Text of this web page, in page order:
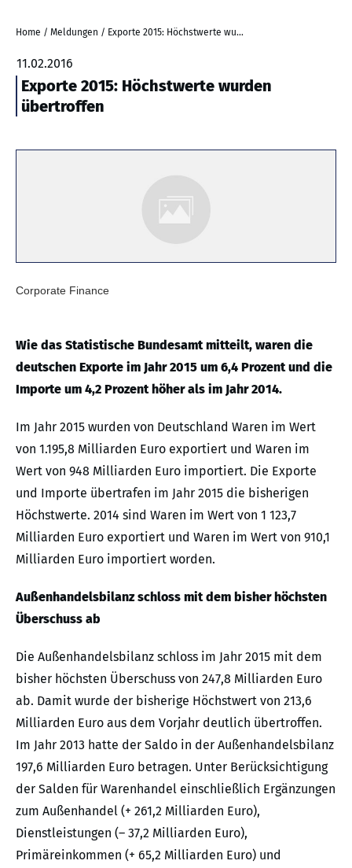
Home / Meldungen / Exporte 2015: Höchstwerte wurden übertroffen
11.02.2016
Exporte 2015: Höchstwerte wurden
übertroffen
Corporate Finance
Wie das Statistische Bundesamt mitteilt, waren die
deutschen Exporte im Jahr 2015 um 6,4 Prozent und die
Importe um 4,2 Prozent höher als im Jahr 2014.
Im Jahr 2015 wurden von Deutschland Waren im Wert
von 1.195,8 Milliarden Euro exportiert und Waren im
Wert von 948 Milliarden Euro importiert. Die Exporte
und Importe übertrafen im Jahr 2015 die bisherigen
Höchstwerte. 2014 sind Waren im Wert von 1 123,7
Milliarden Euro exportiert und Waren im Wert von 910,1
Milliarden Euro importiert worden.
Außenhandelsbilanz schloss mit dem bisher höchsten
Überschuss ab
Die Außenhandelsbilanz schloss im Jahr 2015 mit dem
bisher höchsten Überschuss von 247,8 Milliarden Euro
ab. Damit wurde der bisherige Höchstwert von 213,6
Milliarden Euro aus dem Vorjahr deutlich übertroffen.
Im Jahr 2013 hatte der Saldo in der Außenhandels­bilanz
197,6 Milliarden Euro betragen. Unter Berücksichtigung
der Salden für Warenhandel einschließlich Ergänzungen
zum Außenhandel (+ 261,2 Milliarden Euro),
Dienstleistungen (– 37,2 Milliarden Euro),
Primäreinkommen (+ 65,2 Milliarden Euro) und